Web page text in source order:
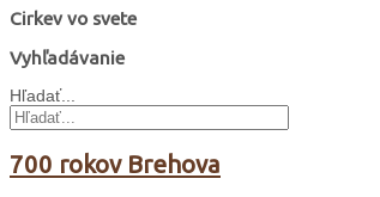
Cirkev vo svete
Vyhľadávanie
Hľadať...
700 rokov Brehova